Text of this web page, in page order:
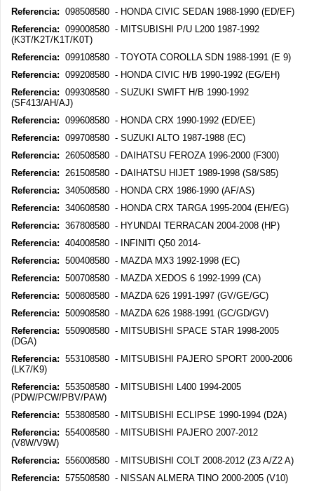
Referencia: 098508580 - HONDA CIVIC SEDAN 1988-1990 (ED/EF)
Referencia: 099008580 - MITSUBISHI P/U L200 1987-1992
(K3T/K2T/K1T/K0T)
Referencia: 099108580 - TOYOTA COROLLA SDN 1988-1991 (E 9)
Referencia: 099208580 - HONDA CIVIC H/B 1990-1992 (EG/EH)
Referencia: 099308580 - SUZUKI SWIFT H/B 1990-1992
(SF413/AH/AJ)
Referencia: 099608580 - HONDA CRX 1990-1992 (ED/EE)
Referencia: 099708580 - SUZUKI ALTO 1987-1988 (EC)
Referencia: 260508580 - DAIHATSU FEROZA 1996-2000 (F300)
Referencia: 261508580 - DAIHATSU HIJET 1989-1998 (S8/S85)
Referencia: 340508580 - HONDA CRX 1986-1990 (AF/AS)
Referencia: 340608580 - HONDA CRX TARGA 1995-2004 (EH/EG)
Referencia: 367808580 - HYUNDAI TERRACAN 2004-2008 (HP)
Referencia: 404008580 - INFINITI Q50 2014-
Referencia: 500408580 - MAZDA MX3 1992-1998 (EC)
Referencia: 500708580 - MAZDA XEDOS 6 1992-1999 (CA)
Referencia: 500808580 - MAZDA 626 1991-1997 (GV/GE/GC)
Referencia: 500908580 - MAZDA 626 1988-1991 (GC/GD/GV)
Referencia: 550908580 - MITSUBISHI SPACE STAR 1998-2005
(DGA)
Referencia: 553108580 - MITSUBISHI PAJERO SPORT 2000-2006
(LK7/K9)
Referencia: 553508580 - MITSUBISHI L400 1994-2005
(PDW/PCW/PBV/PAW)
Referencia: 553808580 - MITSUBISHI ECLIPSE 1990-1994 (D2A)
Referencia: 554008580 - MITSUBISHI PAJERO 2007-2012
(V8W/V9W)
Referencia: 556008580 - MITSUBISHI COLT 2008-2012 (Z3 A/Z2 A)
Referencia: 575508580 - NISSAN ALMERA TINO 2000-2005 (V10)